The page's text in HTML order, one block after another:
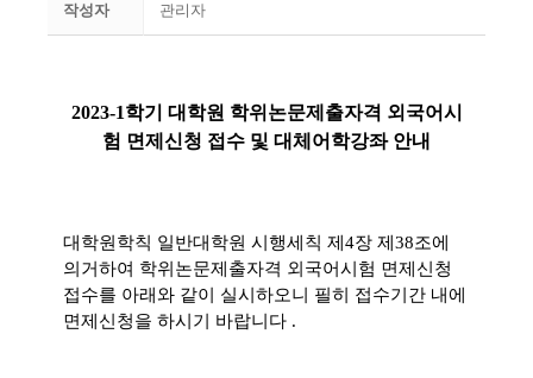
작성자 관리자
2023-1학기 대학원 학위논문제출자격 외국어시
험 면제신청 접수 및 대체어학강좌 안내
대학원학칙 일반대학원 시행세칙 제 4장 제 38조에
의거하여 학위논문제출자격 외국어시험 면제신청
접수를 아래와 같이 실시하오니 필히 접수기간 내에
면제신청을 하시기 바랍니다 .